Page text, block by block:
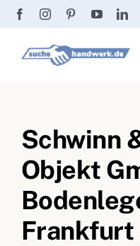
Zum
springen
Passwort vergessen?
Fliesenrechner
Handwerker
Wir über uns
Schwinn
Objekt
Frankfurt